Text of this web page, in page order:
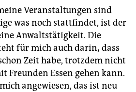
Veranstaltungen sind
was noch stattfindet, ist der
Anwaltstätigkeit. Die
für mich auch darin, dass
Zeit habe, trotzdem nicht
Freunden Essen gehen kann.
angewiesen, das ist neu